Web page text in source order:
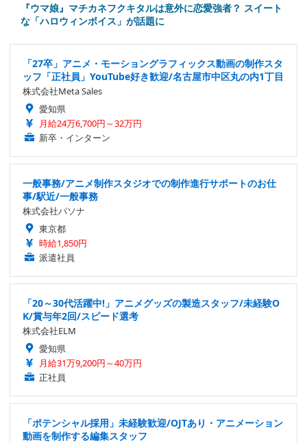
『ウマ娘』マチカネフクキタルは意外に恋愛強者？ スイート
な「ハロウィンボイス」が話題に
「27卒」アニメ・モーショングラフィックス動画の制作スタ
ッフ「正社員」YouTube好き歓迎/名古屋市中区丸の内1丁目
株式会社Meta Sales
愛知県
月給24万6,700円～32万円
新卒・インターン
一般事務/アニメ制作スタジオでの制作進行サポートのお仕
事/駅近/一般事務
株式会社パソナ
東京都
時給1,850円
派遣社員
「20～30代活躍中!」アニメグッズの製造スタッフ/未経験O
K/賞与年2回/スピード選考
株式会社ELM
愛知県
月給31万9,200円～40万円
正社員
「ポテンシャル採用」未経験歓迎/OJTあり・アニメーション
動画を制作する編集スタッフ